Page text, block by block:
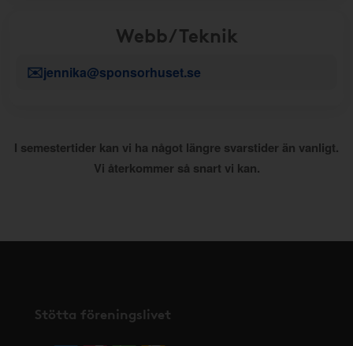
Webb/Teknik
✉️jennika@sponsorhuset.se
I semestertider kan vi ha något längre svarstider än vanligt.
Vi återkommer så snart vi kan.
Stötta föreningslivet